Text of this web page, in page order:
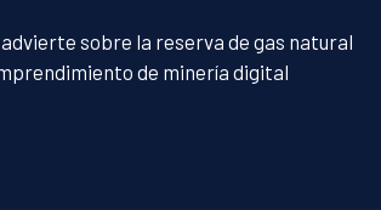
sobre la reserva de gas natural
de minería digital